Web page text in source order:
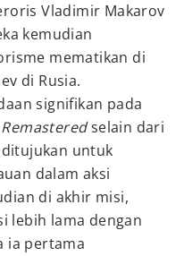
Vladimir Makarov
kemudian
mematikan di
di Rusia.
signifikan pada
selain dari
untuk
dalam aksi
di akhir misi,
lebih lama dengan
ia pertama